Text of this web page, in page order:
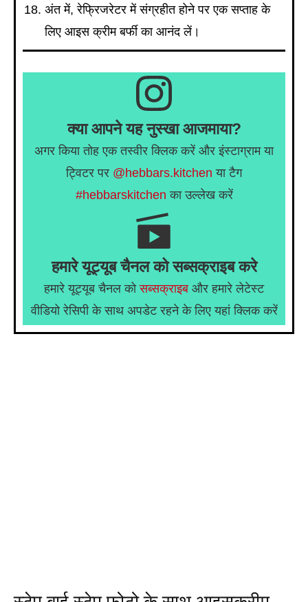
अंत में, रेफ्रिजरेटर में संग्रहीत होने पर एक सप्ताह के
लिए आइस क्रीम बर्फी का आनंद लें।
क्या आपने यह नुस्खा आजमाया?
अगर किया तोह एक तस्वीर क्लिक करें और इंस्टाग्राम या
ट्विटर पर @hebbars.kitchen या टैग
#hebbarskitchen का उल्लेख करें
हमारे यूट्यूब चैनल को सब्सक्राइब करे
हमारे यूट्यूब चैनल कोसब्सक्राइब और हमारे लेटेस्ट
वीडियो रेसिपी के साथ अपडेट रहने के लिए यहां क्लिक करें